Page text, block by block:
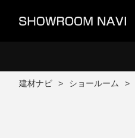
建材ナビ ショールーム